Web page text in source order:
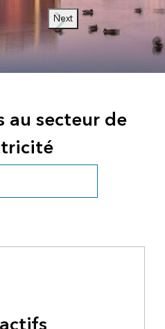
Next
secteur de
et distributeurs